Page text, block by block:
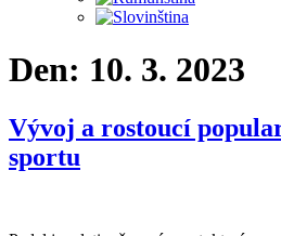
Den: 10. 3. 2023
Vývoj a rostoucí
sportu